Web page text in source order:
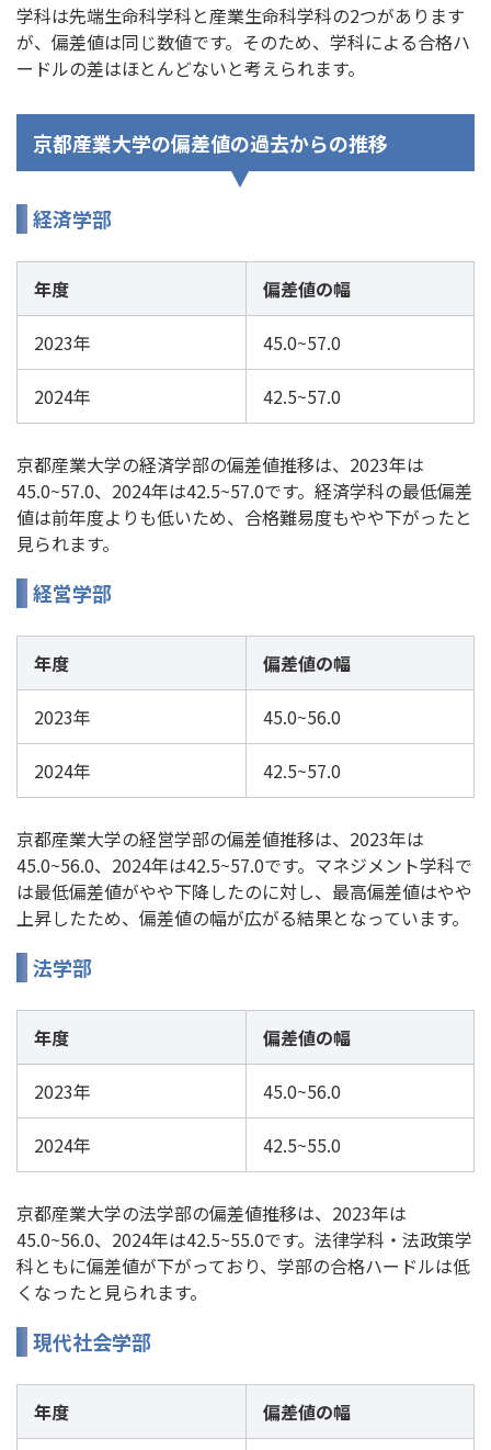
学科は先端生命科学科と産業生命科学科の2つがあります
が、偏差値は同じ数値です。そのため、学科による合格ハ
ードルの差はほとんどないと考えられます。
京都産業大学の偏差値の過去からの推移
経済学部
年度 偏差値の幅
2023年 45.0~57.0
2024年 42.5~57.0
京都産業大学の経済学部の偏差値推移は、2023年は
45.0~57.0、2024年は42.5~57.0です。経済学科の最低偏差
値は前年度よりも低いため、合格難易度もやや下がったと
見られます。
経営学部
年度 偏差値の幅
2023年 45.0~56.0
2024年 42.5~57.0
京都産業大学の経営学部の偏差値推移は、2023年は
45.0~56.0、2024年は42.5~57.0です。マネジメント学科で
は最低偏差値がやや下降したのに対し、最高偏差値はやや
上昇したため、偏差値の幅が広がる結果となっています。
法学部
年度 偏差値の幅
2023年 45.0~56.0
2024年 42.5~55.0
京都産業大学の法学部の偏差値推移は、2023年は
45.0~56.0、2024年は42.5~55.0です。法律学科・法政策学
科ともに偏差値が下がっており、学部の合格ハードルは低
くなったと見られます。
現代社会学部
年度 偏差値の幅